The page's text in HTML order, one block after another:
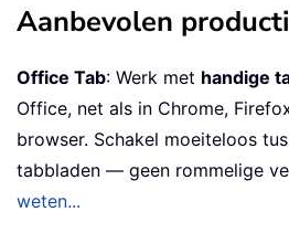
Aanbevolen
Office Tab: Werk met handige
Office, net als in Chrome,
browser. Schakel moeiteloos
tabbladen — geen rommelige
weten...